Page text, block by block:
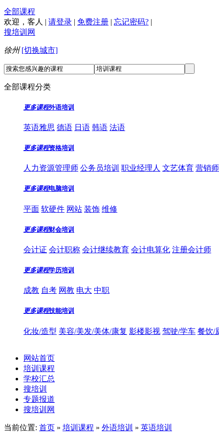
全部课程
欢迎， 客人 | 请登录 | 免费注册 | 忘记密码? |
搜培训网
徐州 [切换城市]
全部课程分类
更多课程外语培训
英语雅思 德语 日语 韩语 法语
更多课程资格培训
人力资源管理师 公务员培训 职业经理人 文艺体育 营销
更多课程电脑培训
平面 软硬件 网站 装饰 维修
更多课程财会培训
会计证 会计职称 会计继续教育 会计电算化 注册会计师
更多课程学历培训
成教 自考 网教 电大 中职
更多课程技能培训
化妆/造型 美容/美发/美体/康复 影楼影视 驾驶/学车 餐饮/
网站首页
培训课程
学校汇总
搜培训
专题报道
搜培训网
当前位置: 首页 » 培训课程 » 外语培训 » 英语培训